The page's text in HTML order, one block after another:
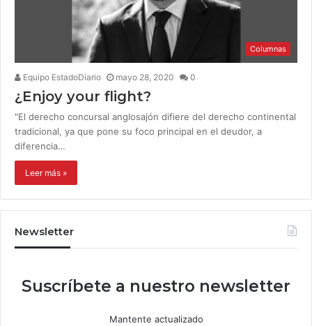
Columnas
Equipo EstadoDiario mayo 28, 2020 0
¿Enjoy your flight?
"El derecho concursal anglosajón difiere del derecho continental
tradicional, ya que pone su foco principal en el deudor, a
diferencia…
Leer más »
Newsletter
Suscríbete a nuestro newsletter
Mantente actualizado